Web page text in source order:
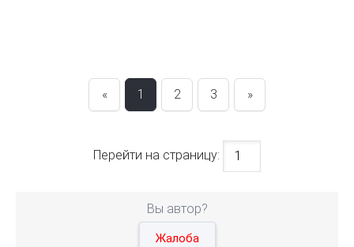
« 1 2 3 »
Перейти на страницу:
Вы автор?
Жалоба